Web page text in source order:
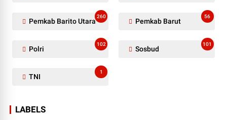
Pemkab Barito Utara
260
Pemkab Barut
56
Polri
102
Sosbud
101
TNI
1
LABELS